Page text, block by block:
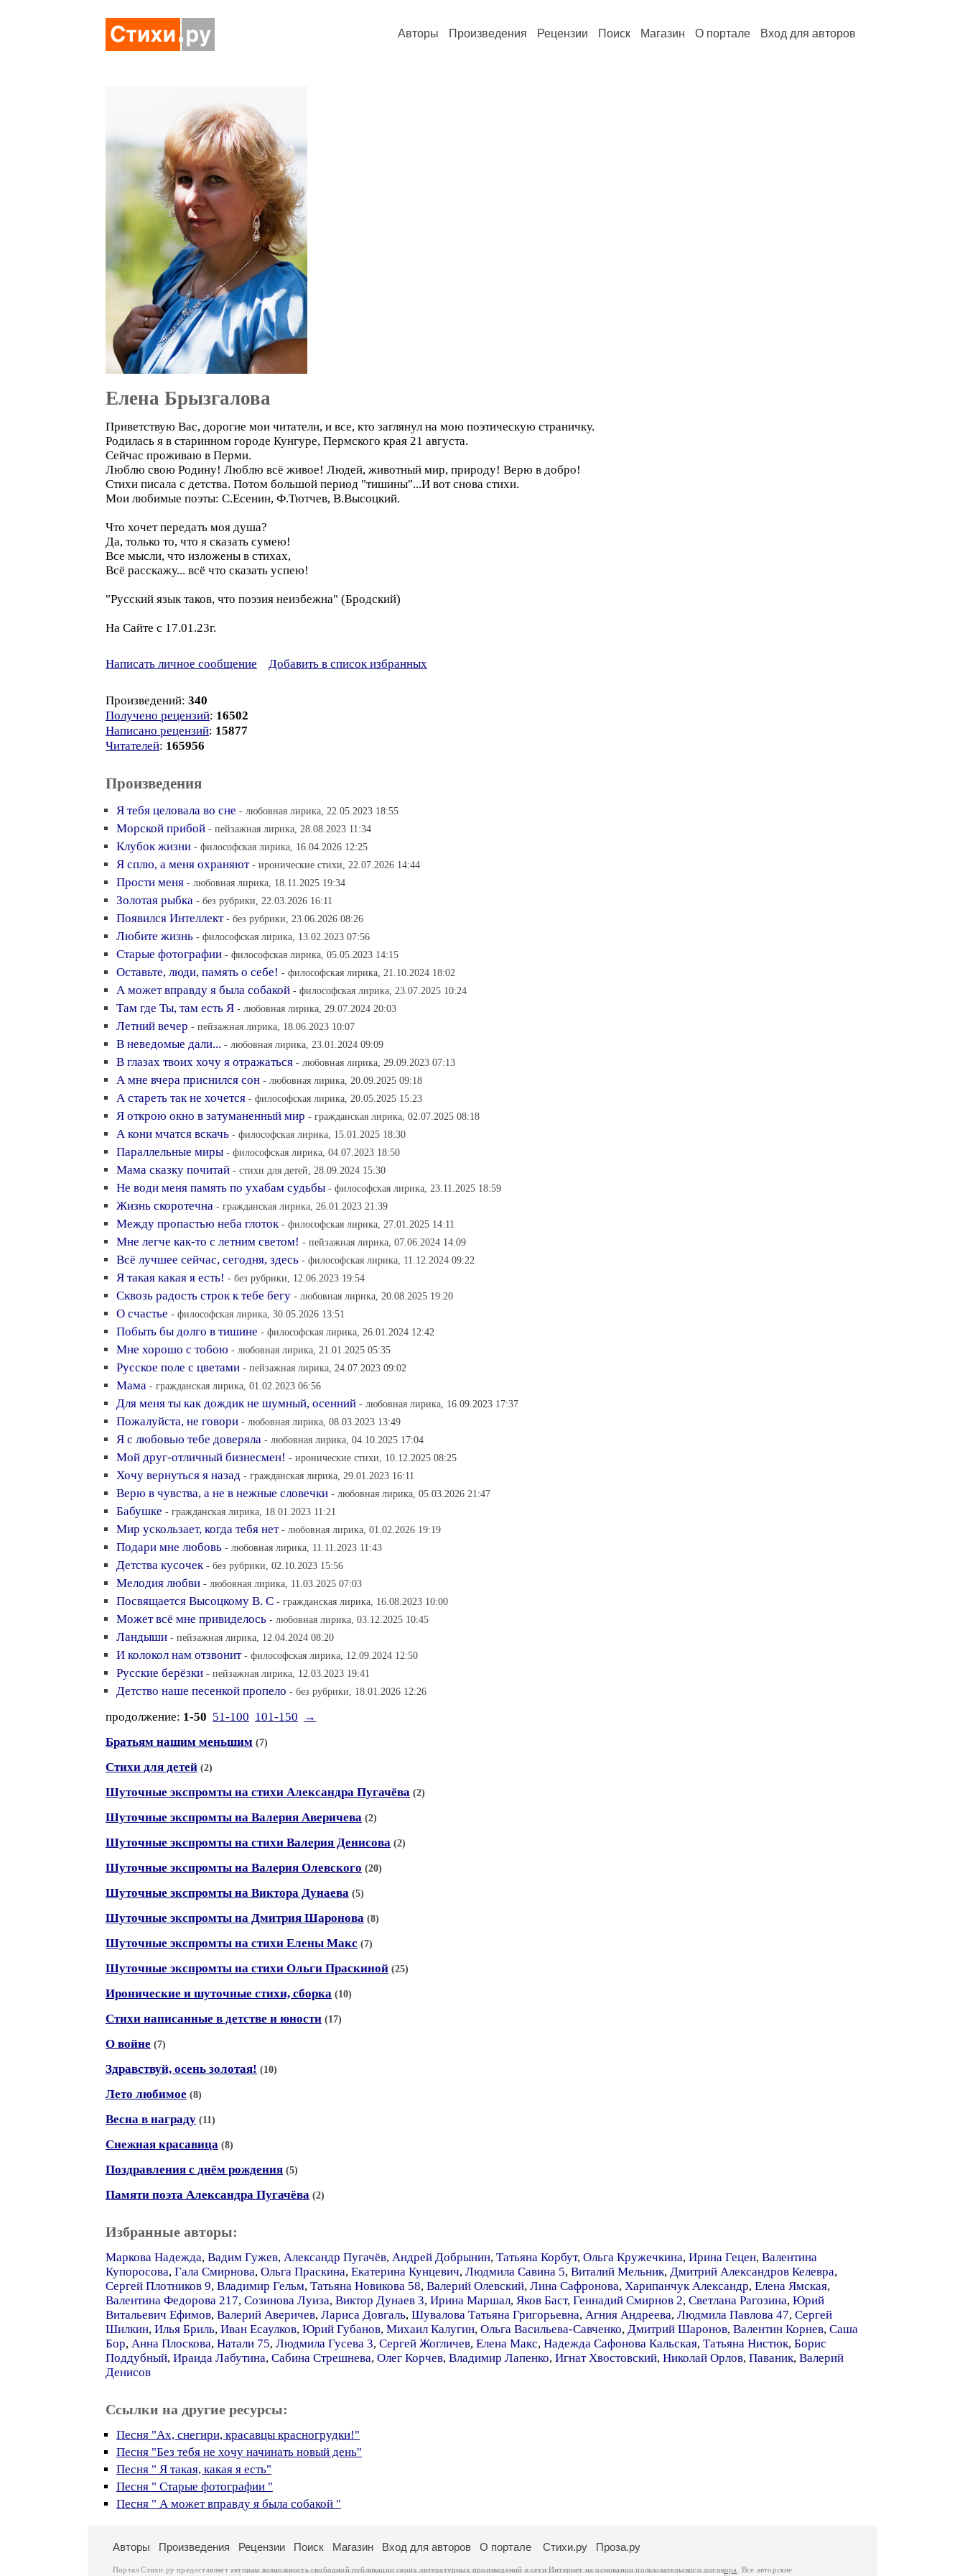
Авторы Произведения Рецензии Поиск Магазин О портале Вход для авторов
Елена Брызгалова
Приветствую Вас, дорогие мои читатели, и все, кто заглянул на мою поэтическую страничку.
Родилась я в старинном городе Кунгуре, Пермского края 21 августа.
Сейчас проживаю в Перми.
Люблю свою Родину! Люблю всё живое! Людей, животный мир, природу! Верю в добро!
Стихи писала с детства. Потом большой период "тишины"...И вот снова стихи.
Мои любимые поэты: С.Есенин, Ф.Тютчев, В.Высоцкий.
Что хочет передать моя душа?
Да, только то, что я сказать сумею!
Все мысли, что изложены в стихах,
Всё расскажу... всё что сказать успею!
"Русский язык таков, что поэзия неизбежна" (Бродский)
На Сайте с 17.01.23г.
Написать личное сообщение Добавить в список избранных
Произведений: 340
Получено рецензий: 16502
Написано рецензий: 15877
Читателей: 165956
Произведения
Я тебя целовала во сне - любовная лирика, 22.05.2023 18:55
Морской прибой - пейзажная лирика, 28.08.2023 11:34
Клубок жизни - философская лирика, 16.04.2026 12:25
Я сплю, а меня охраняют - иронические стихи, 22.07.2026 14:44
Прости меня - любовная лирика, 18.11.2025 19:34
Золотая рыбка - без рубрики, 22.03.2026 16:11
Появился Интеллект - без рубрики, 23.06.2026 08:26
Любите жизнь - философская лирика, 13.02.2023 07:56
Старые фотографии - философская лирика, 05.05.2023 14:15
Оставьте, люди, память о себе! - философская лирика, 21.10.2024 18:02
А может вправду я была собакой - философская лирика, 23.07.2025 10:24
Там где Ты, там есть Я - любовная лирика, 29.07.2024 20:03
Летний вечер - пейзажная лирика, 18.06.2023 10:07
В неведомые дали... - любовная лирика, 23.01.2024 09:09
В глазах твоих хочу я отражаться - любовная лирика, 29.09.2023 07:13
А мне вчера приснился сон - любовная лирика, 20.09.2025 09:18
А стареть так не хочется - философская лирика, 20.05.2025 15:23
Я открою окно в затуманенный мир - гражданская лирика, 02.07.2025 08:18
А кони мчатся вскачь - философская лирика, 15.01.2025 18:30
Параллельные миры - философская лирика, 04.07.2023 18:50
Мама сказку почитай - стихи для детей, 28.09.2024 15:30
Не води меня память по ухабам судьбы - философская лирика, 23.11.2025 18:59
Жизнь скоротечна - гражданская лирика, 26.01.2023 21:39
Между пропастью неба глоток - философская лирика, 27.01.2025 14:11
Мне легче как-то с летним светом! - пейзажная лирика, 07.06.2024 14:09
Всё лучшее сейчас, сегодня, здесь - философская лирика, 11.12.2024 09:22
Я такая какая я есть! - без рубрики, 12.06.2023 19:54
Сквозь радость строк к тебе бегу - любовная лирика, 20.08.2025 19:20
О счастье - философская лирика, 30.05.2026 13:51
Побыть бы долго в тишине - философская лирика, 26.01.2024 12:42
Мне хорошо с тобою - любовная лирика, 21.01.2025 05:35
Русское поле с цветами - пейзажная лирика, 24.07.2023 09:02
Мама - гражданская лирика, 01.02.2023 06:56
Для меня ты как дождик не шумный, осенний - любовная лирика, 16.09.2023 17:37
Пожалуйста, не говори - любовная лирика, 08.03.2023 13:49
Я с любовью тебе доверяла - любовная лирика, 04.10.2025 17:04
Мой друг-отличный бизнесмен! - иронические стихи, 10.12.2025 08:25
Хочу вернуться я назад - гражданская лирика, 29.01.2023 16:11
Верю в чувства, а не в нежные словечки - любовная лирика, 05.03.2026 21:47
Бабушке - гражданская лирика, 18.01.2023 11:21
Мир ускользает, когда тебя нет - любовная лирика, 01.02.2026 19:19
Подари мне любовь - любовная лирика, 11.11.2023 11:43
Детства кусочек - без рубрики, 02.10.2023 15:56
Мелодия любви - любовная лирика, 11.03.2025 07:03
Посвящается Высоцкому В. С - гражданская лирика, 16.08.2023 10:00
Может всё мне привиделось - любовная лирика, 03.12.2025 10:45
Ландыши - пейзажная лирика, 12.04.2024 08:20
И колокол нам отзвонит - философская лирика, 12.09.2024 12:50
Русские берёзки - пейзажная лирика, 12.03.2023 19:41
Детство наше песенкой пропело - без рубрики, 18.01.2026 12:26
продолжение: 1-50 51-100 101-150
→
Братьям нашим меньшим (7)
Стихи для детей (2)
Шуточные экспромты на стихи Александра Пугачёва (2)
Шуточные экспромты на Валерия Аверичева (2)
Шуточные экспромты на стихи Валерия Денисова (2)
Шуточные экспромты на Валерия Олевского (20)
Шуточные экспромты на Виктора Дунаева (5)
Шуточные экспромты на Дмитрия Шаронова (8)
Шуточные экспромты на стихи Елены Макс (7)
Шуточные экспромты на стихи Ольги Праскиной (25)
Иронические и шуточные стихи, сборка (10)
Стихи написанные в детстве и юности (17)
О войне (7)
Здравствуй, осень золотая! (10)
Лето любимое (8)
Весна в награду (11)
Снежная красавица (8)
Поздравления с днём рождения (5)
Памяти поэта Александра Пугачёва (2)
Избранные авторы:
Маркова Надежда, Вадим Гужев, Александр Пугачёв, Андрей Добрынин, Татьяна Корбут, Ольга Кружечкина, Ирина Гецен, Валентина
Купоросова, Гала Смирнова, Ольга Праскина, Екатерина Кунцевич, Людмила Савина 5, Виталий Мельник, Дмитрий Александров Келевра,
Сергей Плотников 9, Владимир Гельм, Татьяна Новикова 58, Валерий Олевский, Лина Сафронова, Харипанчук Александр, Елена Ямская,
Валентина Федорова 217, Созинова Луиза, Виктор Дунаев 3, Ирина Маршал, Яков Баст, Геннадий Смирнов 2, Светлана Рагозина, Юрий
Витальевич Ефимов, Валерий Аверичев, Лариса Довгаль, Шувалова Татьяна Григорьевна, Агния Андреева, Людмила Павлова 47, Сергей
Шилкин, Илья Бриль, Иван Есаулков, Юрий Губанов, Михаил Калугин, Ольга Васильева-Савченко, Дмитрий Шаронов, Валентин Корнев, Саша
Бор, Анна Плоскова, Натали 75, Людмила Гусева 3, Сергей Жогличев, Елена Макс, Надежда Сафонова Кальская, Татьяна Нистюк, Борис
Поддубный, Ираида Лабутина, Сабина Стрешнева, Олег Корчев, Владимир Лапенко, Игнат Хвостовский, Николай Орлов, Паваник, Валерий
Денисов
Ссылки на другие ресурсы:
Песня "Ах, снегири, красавцы красногрудки!"
Песня "Без тебя не хочу начинать новый день"
Песня " Я такая, какая я есть"
Песня " Старые фотографии "
Песня " А может вправду я была собакой "
Авторы Произведения Рецензии Поиск Магазин Вход для авторов О портале Стихи.ру Проза.ру
Портал Стихи.ру предоставляет авторам возможность свободной публикации своих литературных произведений в сети Интернет на основаниипользовательского договора
. Все авторские